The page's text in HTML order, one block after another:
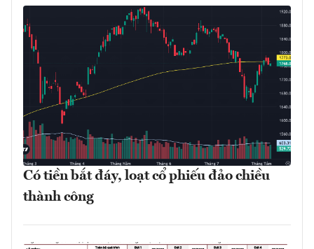
Có tiền bắt đáy, loạt cổ phiếu đảo chiều
thành công